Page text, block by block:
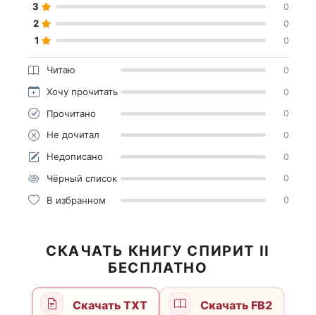
3 0
2 0
1 0
Читаю 0
Хочу прочитать 0
Прочитано 0
Не дочитал 0
Недописано 0
Чёрный список 0
В избранном 0
СКАЧАТЬ КНИГУ СПИРИТ II
БЕСПЛАТНО
Скачать TXT Скачать FB2